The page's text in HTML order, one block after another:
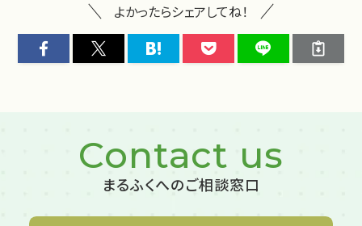
よかったらシェアしてね！
Contact us
まるふくへのご相談窓口